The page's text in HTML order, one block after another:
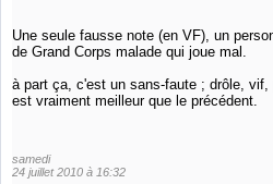
Une seule fausse note (en VF), un
de Grand Corps malade qui joue mal.
à part ça, c'est un sans-faute ; drôle,
est vraiment meilleur que le précédent.
samedi
24 juillet 2010 à 16:32